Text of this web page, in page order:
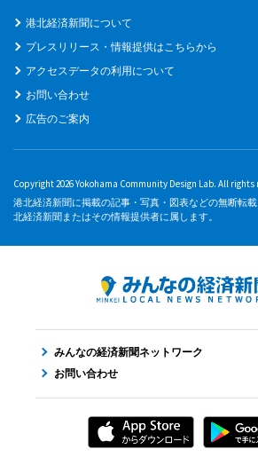
港北経済新聞について
プレスリリース・情報提供はこちらから
アクセスデータの利用について
お問い合わせ
広告のご案内
Copyright 2026 Yokohama Community Design Lab. All rights
港北経済新聞に掲載の記事・写真・図表などの無断転
北経済新聞またはその情報提供者に属します。
みんなの経済新聞ネットワーク
お問い合わせ